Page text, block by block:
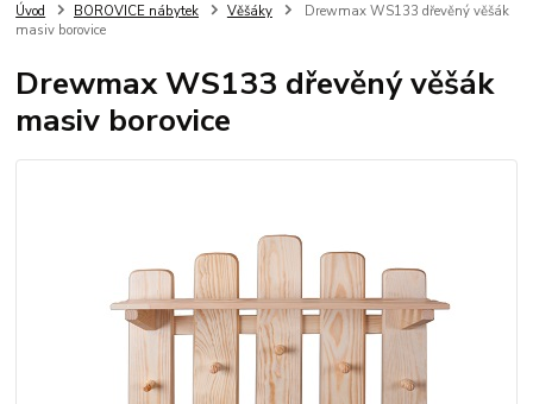
Úvod BOROVICE nábytek Věšáky
Drewmax WS133 dřevěný věšák
masiv borovice
Drewmax WS133 dřevěný věšák
masiv borovice